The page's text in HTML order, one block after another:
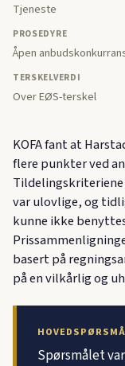
Tjeneste
PROSEDYRE
Åpen
TERSKELVERDI
Over EØS-terskel
KOFA fant at
flere punkter ved
var ulovlige, og
kunne ikke
basert på
på en vilkårlig og
Spørsmålet